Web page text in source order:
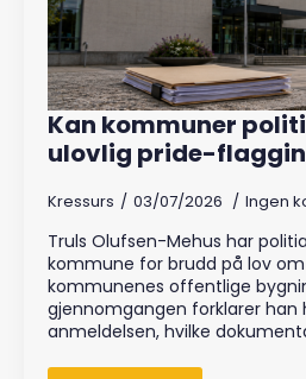
Kan kommuner
ulovlig pride-
Kressurs 03/07/2026 Ingen
Truls Olufsen-Mehus har
kommune for brudd på lov
kommunenes offentlige
gjennomgangen forklarer han
anmeldelsen, hvilke